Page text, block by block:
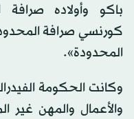
باكو وأولاده
كورنسي صرافة
المحدودة».
وكانت الحكومة
والأعمال والمهن غير